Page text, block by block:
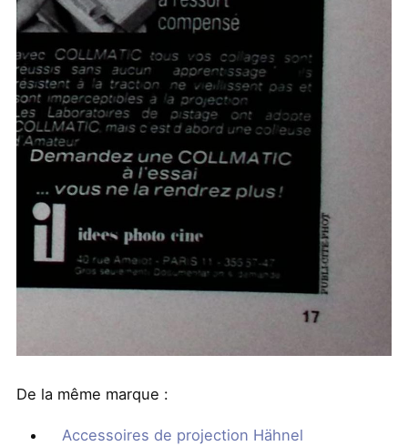
De la même marque :
Accessoires de projection Hähnel